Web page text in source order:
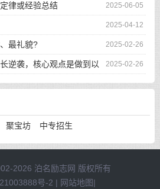
2025-06-05
律或经验总结
2025-04-12
2025-02-26
最礼貌?
2025-02-26
逆袭，核心观点是做到以
聚宝坊 中专招生
2026 泊名励志网 版权所有
号-2 | 网站地图|